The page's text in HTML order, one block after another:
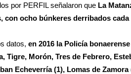
por PERFIL señalaron que La
con ocho búnkeres derribados cada
datos, en 2016 la Policía
Tigre, Morón, Tres de Febrero,
Echeverría (1), Lomas de Zamora